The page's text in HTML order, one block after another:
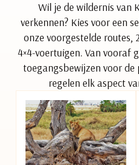
Wil je de wildernis van
verkennen? Kies voor een
onze voorgestelde routes,
4×4-voertuigen. Van vooraf
toegangsbewijzen voor
regelen elk aspect